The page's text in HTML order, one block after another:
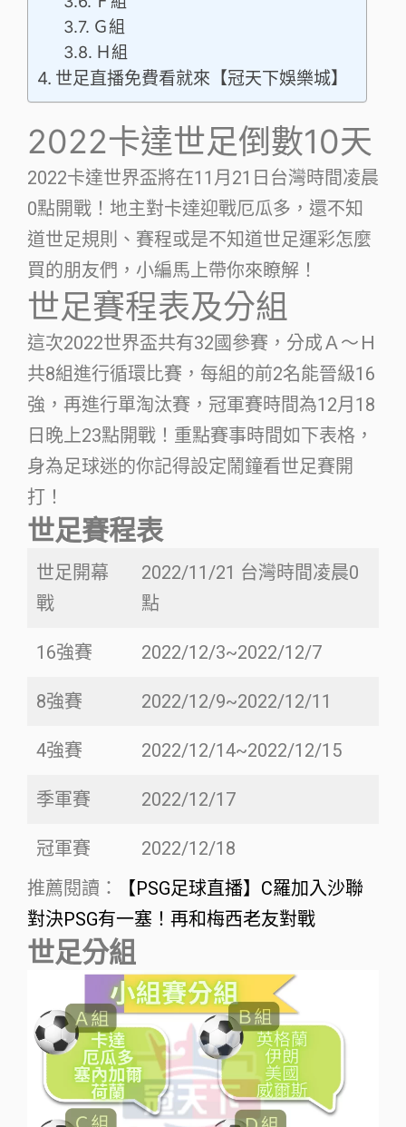
Ｇ組
Ｈ組
世足直播免費看就來【冠天下娛樂城】
2022卡達世足倒數10天
2022卡達世界盃將在11月21日台灣時間凌晨
0點開戰！地主對卡達迎戰厄瓜多，還不知
道世足規則、賽程或是不知道世足運彩怎麼
買的朋友們，小編馬上帶你來瞭解！
世足賽程表及分組
這次2022世界盃共有32國參賽，分成Ａ～Ｈ
共8組進行循環比賽，每組的前2名能晉級16
強，再進行單淘汰賽，冠軍賽時間為12月18
日晚上23點開戰！重點賽事時間如下表格，
身為足球迷的你記得設定鬧鐘看世足賽開
打！
世足賽程表
世足開幕
戰
2022/11/21 台灣時間凌晨0
點
16強賽 2022/12/3~2022/12/7
8強賽 2022/12/9~2022/12/11
4強賽 2022/12/14~2022/12/15
季軍賽 2022/12/17
冠軍賽
2022/12/18
推薦閱讀：
【PSG足球直播】C羅加入沙聯
對決PSG有一塞！再和梅西老友對戰
世足分組